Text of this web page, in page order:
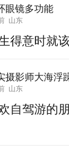
眼镜多功能
山东
得意时就
摄影师大海浮
山东
自驾游的